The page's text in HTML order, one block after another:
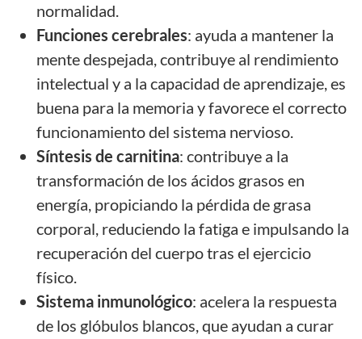
normalidad.
Funciones cerebrales: ayuda a mantener la
mente despejada, contribuye al rendimiento
intelectual y a la capacidad de aprendizaje, es
buena para la memoria y favorece el correcto
funcionamiento del sistema nervioso.
Síntesis de carnitina: contribuye a la
transformación de los ácidos grasos en
energía, propiciando la pérdida de grasa
corporal, reduciendo la fatiga e impulsando la
recuperación del cuerpo tras el ejercicio
físico.
Sistema inmunológico: acelera la respuesta
de los glóbulos blancos, que ayudan a curar